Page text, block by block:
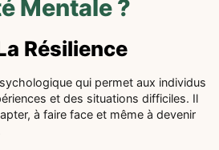
Mentale ?
Résilience
qui permet aux individus
et des situations difficiles. Il
à faire face et même à devenir